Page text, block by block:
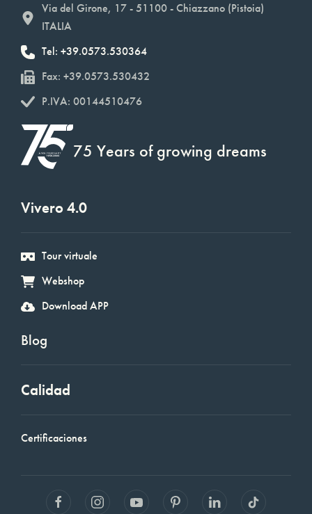
Via del Girone, 17 - 51100 - Chiazzano (Pistoia)
ITALIA
Tel: +39.0573.530364
Fax: +39.0573.530432
P.IVA: 00144510476
75 Years of growing dreams
Vivero 4.0
Tour virtuale
Webshop
Download APP
Blog
Calidad
Certificaciones